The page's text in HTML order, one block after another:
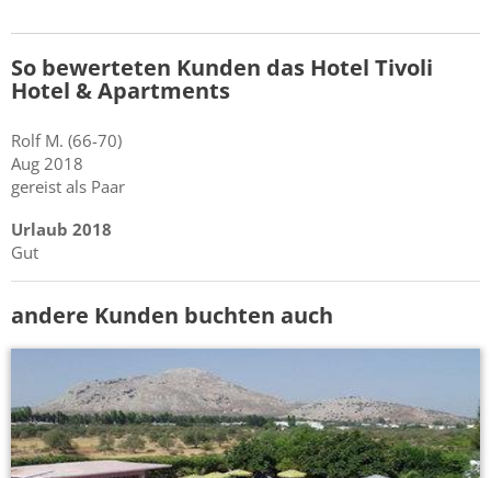
So bewerteten Kunden das Hotel Tivoli
Hotel & Apartments
Rolf M. (66-70)
Aug 2018
gereist als Paar
Urlaub 2018
Gut
andere Kunden buchten auch